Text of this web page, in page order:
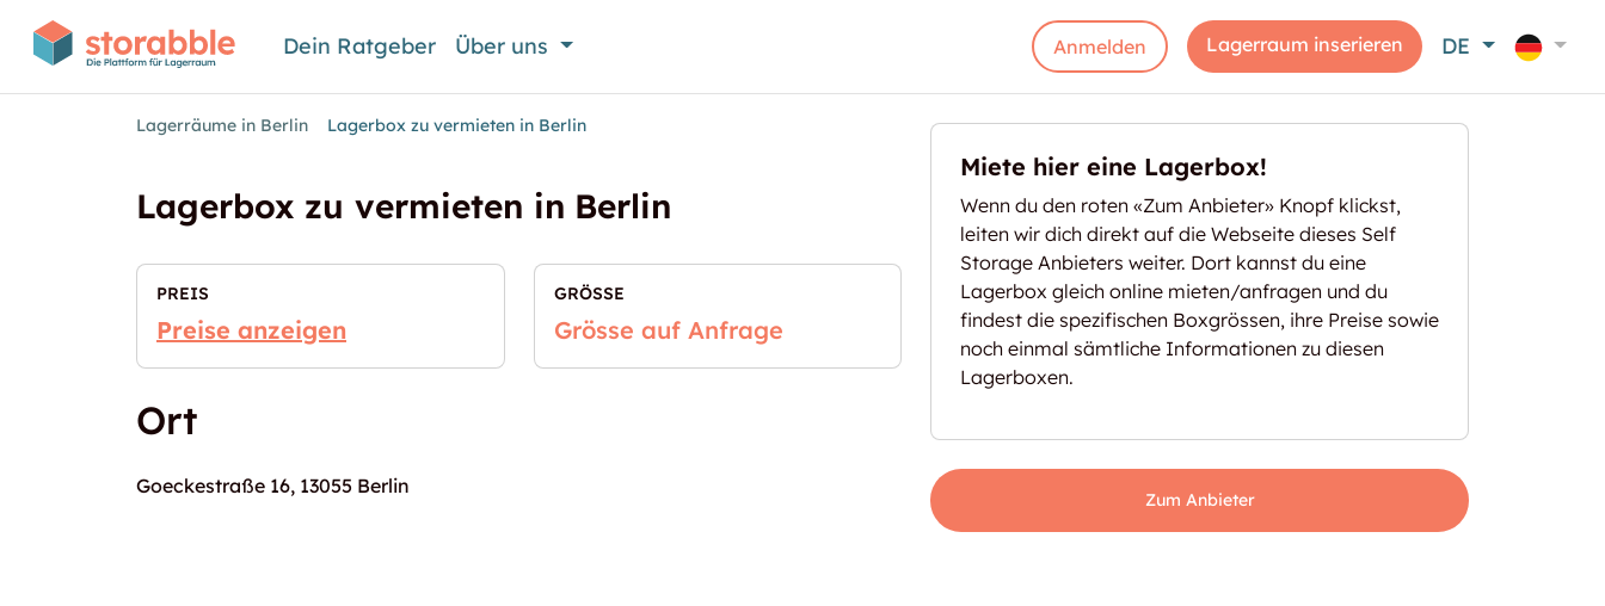
Dein Ratgeber Über uns Anmelden Lagerraum inserieren DE
Lagerräume in Berlin Lagerbox zu vermieten in Berlin
Lagerbox zu vermieten in Berlin
PREIS
Preise anzeigen
GRÖSSE
Grösse auf Anfrage
Ort
Goeckestraße 16, 13055 Berlin
Miete hier eine Lagerbox!
Wenn du den roten «Zum Anbieter» Knopf klickst,
leiten wir dich direkt auf die Webseite dieses Self
Storage Anbieters weiter. Dort kannst du eine
Lagerbox gleich online mieten/anfragen und du
findest die spezifischen Boxgrössen, ihre Preise sowie
noch einmal sämtliche Informationen zu diesen
Lagerboxen.
Zum Anbieter